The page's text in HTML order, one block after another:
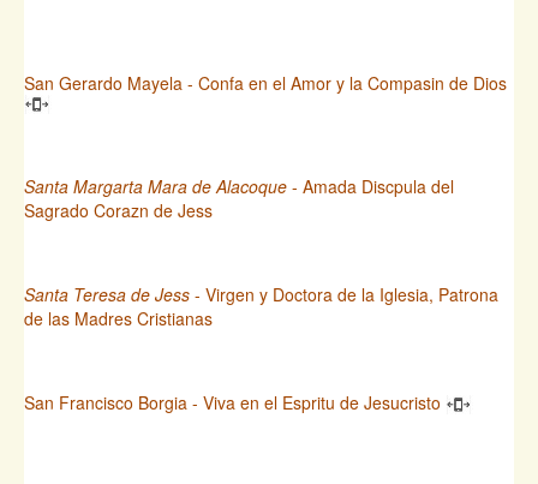
San Gerardo Mayela - Confa en el Amor y la Compasin de Dios
Santa Margarta Mara de Alacoque - Amada Discpula del
Sagrado Corazn de Jess
Santa Teresa de Jess - Virgen y Doctora de la Iglesia, Patrona
de las Madres Cristianas
San Francisco Borgia - Viva en el Espritu de Jesucristo